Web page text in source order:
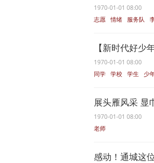
1970-01-01 08:00
志愿 情绪 服务队
【新时代好少
1970-01-01 08:00
同学 学校 学生 少
展头雁风采
1970-01-01 08:00
老师
感动！通城这